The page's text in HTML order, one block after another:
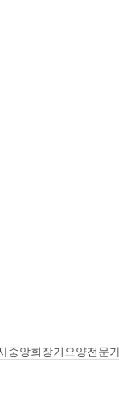
중앙회장기요양전문